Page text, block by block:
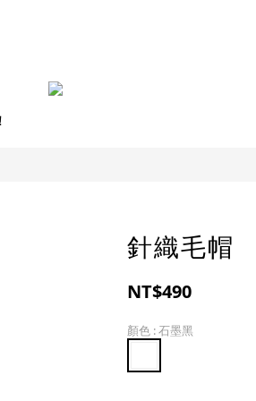
針織毛帽
NT$490
顏色 : 石墨黑